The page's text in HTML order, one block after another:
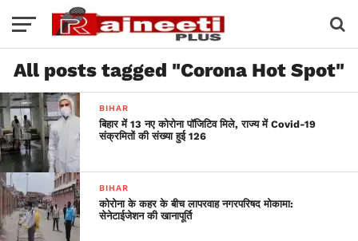
All posts tagged "Corona Hot Spot"
BIHAR
बिहार में 13 नए कोरोना पॉजिटिव मिले, राज्य में Covid-19
संक्रमितों की संख्या हुई 126
BIHAR
कोरोना के कहर के बीच लापरवाह नगरपरिषद मोकामा:
सेनेटाईजेशन की खानापूर्ति